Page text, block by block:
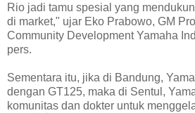
Rio jadi tamu spesial yang
di market," ujar Eko Prabowo, GM
Community Development Yamaha
pers.
Sementara itu, jika di Bandung,
dengan GT125, maka di Sentul,
komunitas dan dokter untuk